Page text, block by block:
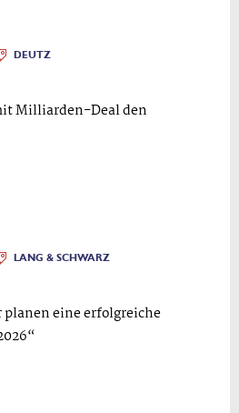
DEUTZ
Milliarden-Deal den
LANG & SCHWARZ
planen eine erfolgreiche